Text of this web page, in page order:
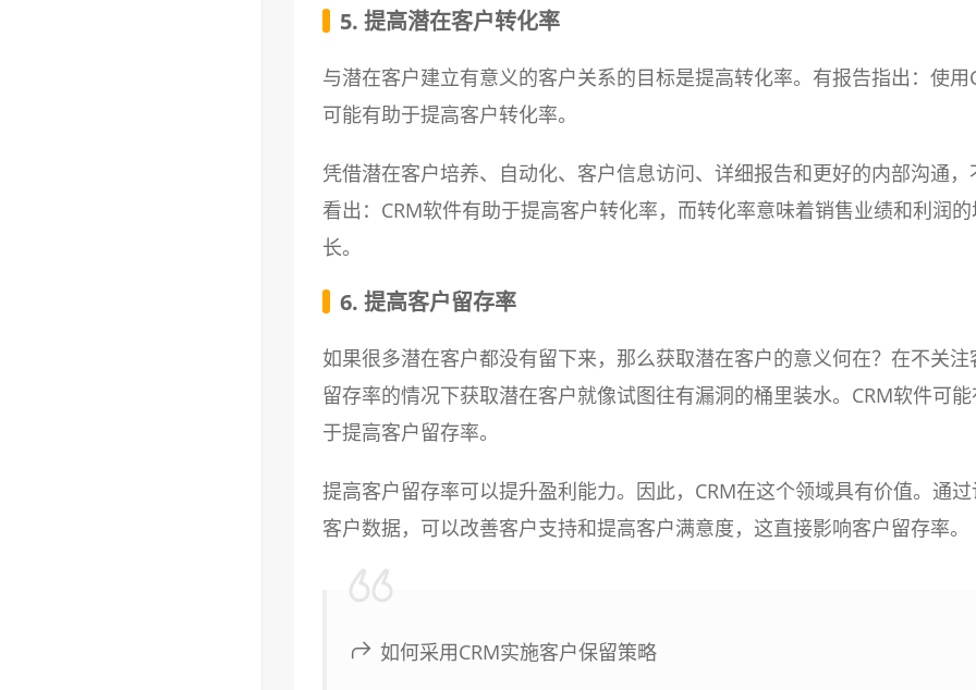
5. 提高潜在客户转化率
与潜在客户建立有意义的客户关系的目标是提高转化率。有报告指出：使用
可能有助于提高客户转化率。
凭借潜在客户培养、自动化、客户信息访问、详细报告和更好的内部沟通，
看出：CRM软件有助于提高客户转化率，而转化率意味着销售业绩和利润的
长。
6. 提高客户留存率
如果很多潜在客户都没有留下来，那么获取潜在客户的意义何在？在不关注
留存率的情况下获取潜在客户就像试图往有漏洞的桶里装水。CRM软件可能
于提高客户留存率。
提高客户留存率可以提升盈利能力。因此，CRM在这个领域具有价值。通过
客户数据，可以改善客户支持和提高客户满意度，这直接影响客户留存率。
如何采用CRM实施客户保留策略